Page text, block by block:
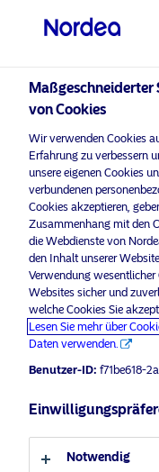
visit
Bitte wählen
aus
Land
Österreich
Sprache
Anleger-Typ
Professioneller Anleger
Maßgeschneiderter
von Cookies
Wir verwenden Cookies
Erfahrung zu verbessern
unsere eigenen Cookies
verbundenen
Cookies akzeptieren,
Zusammenhang mit den
die Webdienste von
den Inhalt unserer
Verwendung wesentlicher
Websites sicher und
welche Cookies Sie
Lesen Sie mehr über
Daten verwenden.
Benutzer-ID: f71be618-
Notwendig